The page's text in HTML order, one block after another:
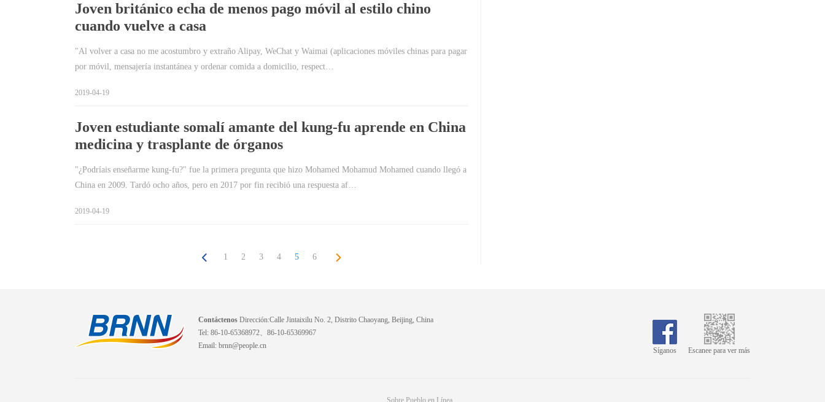
Joven británico echa de menos pago móvil al estilo chino
cuando vuelve a casa
"Al volver a casa no me acostumbro y extraño Alipay, WeChat y Waimai (aplicaciones móviles chinas para pagar
por móvil, mensajería instantánea y ordenar comida a domicilio, respect…
2019-04-19
Joven estudiante somalí amante del kung-fu aprende en China
medicina y trasplante de órganos
"¿Podríais enseñarme kung-fu?" fue la primera pregunta que hizo Mohamed Mohamud Mohamed cuando llegó a
China en 2009. Tardó ocho años, pero en 2017 por fin recibió una respuesta af…
2019-04-19
1 2 3 4 5 6
Contáctenos Dirección:Calle Jintaixilu No. 2, Distrito Chaoyang, Beijing, China
Tel: 86-10-65368972、86-10-65369967
Email: brnn@people.cn
Síganos Escanee para ver más
Sobre Pueblo en Línea